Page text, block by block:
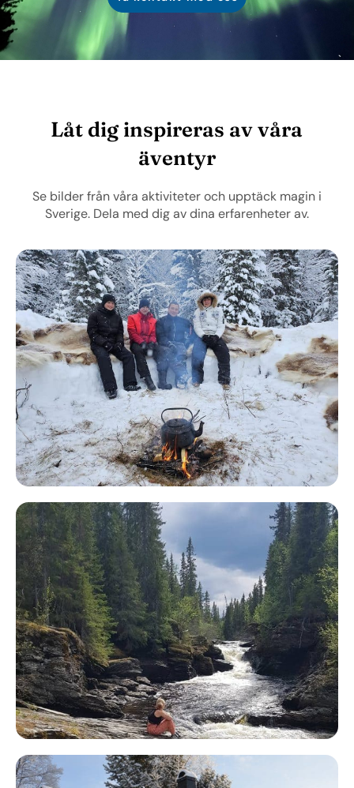
Låt dig inspireras av våra
äventyr
Se bilder från våra aktiviteter och upptäck magin i
Sverige. Dela med dig av dina erfarenheter av.